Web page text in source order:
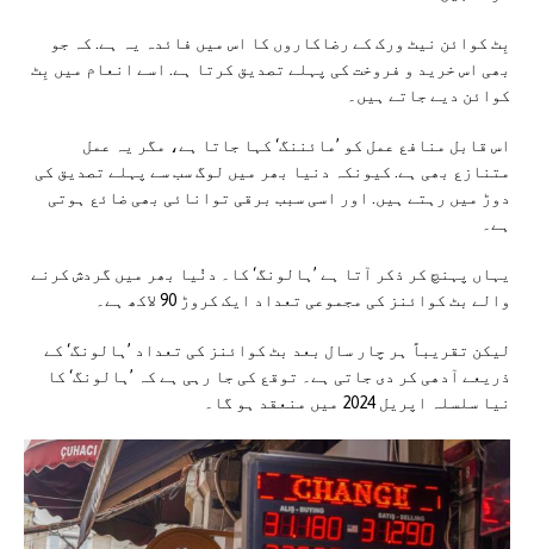
بِٹ کوائن نیٹ ورک کے رضاکاروں کا اس میں فائدہ یہ ہے. کہ جو
بھی اس خرید و فروخت کی پہلے تصدیق کرتا ہے. اسے انعام میں بِٹ
کوائن دیے جاتے ہیں۔
اس قابل منافع عمل کو ’مائننگ‘ کہا جاتا ہے، مگر یہ عمل
متنازع بھی ہے. کیونکہ دنیا بھر میں لوگ سب سے پہلے تصدیق کی
دوڑ میں رہتے ہیں. اور اسی سبب برقی توانائی بھی ضائع ہوتی
ہے۔
یہاں پہنچ کر ذکر آتا ہے ’ہالونگ‘ کا۔ دنُیا بھر میں گردش کرنے
والے بٹ کوائنز کی مجموعی تعداد ایک کروڑ 90 لاکھ ہے۔
لیکن تقریباً ہر چار سال بعد بٹ کوائنز کی تعداد ’ہالونگ‘ کے
ذریعے آدھی کر دی جاتی ہے۔ توقع کی جا رہی ہے کہ ’ہالونگ‘ کا
نیا سلسلہ اپریل 2024 میں منعقد ہو گا۔